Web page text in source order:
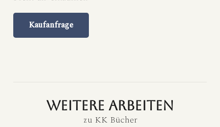
Kaufanfrage
weitere Arbeiten
zu KK Bücher